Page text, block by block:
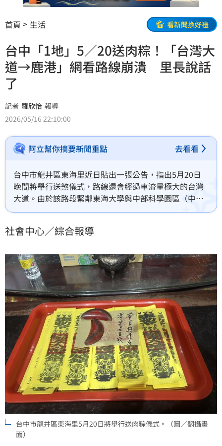
首頁 生活 看新聞換好禮
台中「1地」5／20送肉粽！「台灣大
道→鹿港」網看路線崩潰 里長說話
了
記者 羅欣怡 報導
2026/05/16 22:10:00
阿立幫你摘要新聞重點 去看看
台中市龍井區東海里近日貼出一張公告，指出5月20日
晚間將舉行送煞儀式，路線還會經過車流量極大的台灣
大道。由於該路段緊鄰東海大學與中部科學園區（中
科），周邊居住大量外地學生與上班族，立刻引起反
釋，「出了台灣大道之後，就會直接開上高速公路，一
社會中心／綜合報導
台中市龍井區東海里5月20日將舉行送肉粽儀式。（圖／翻攝畫
面）